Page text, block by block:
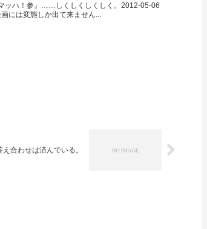
ッハ！参』……しくしくしくしく。2012-05-06
には変態しか出て来ません...
え合わせは済んでいる。